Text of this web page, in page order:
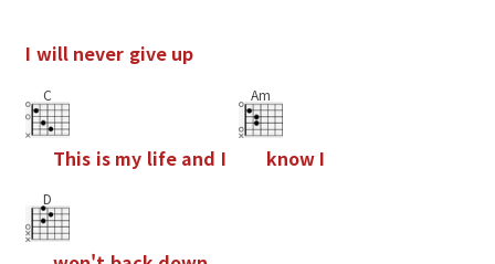
I will never give up
C
This is my life and I
Am
know I
D